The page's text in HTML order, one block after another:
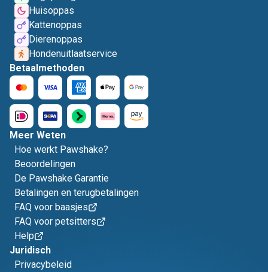
Huisoppas
Kattenoppas
Dierenoppas
Hondenuitlaatservice
Betaalmethoden
Meer Weten
Hoe werkt Pawshake?
Beoordelingen
De Pawshake Garantie
Betalingen en terugbetalingen
FAQ voor baasjes
FAQ voor petsitters
Help
Juridisch
Privacybeleid